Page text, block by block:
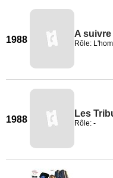
1988
A suivre
Rôle:
1988
Les
Rôle: -